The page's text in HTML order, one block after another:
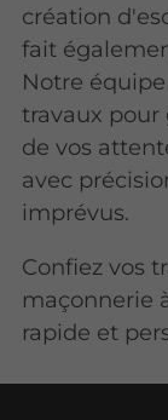
création
fait
Notre
travaux
de vos
avec
imprévus.
Confiez vos
maçonnerie
rapide et